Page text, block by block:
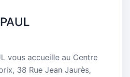
vous accueille au Centre
38 Rue Jean Jaurès,